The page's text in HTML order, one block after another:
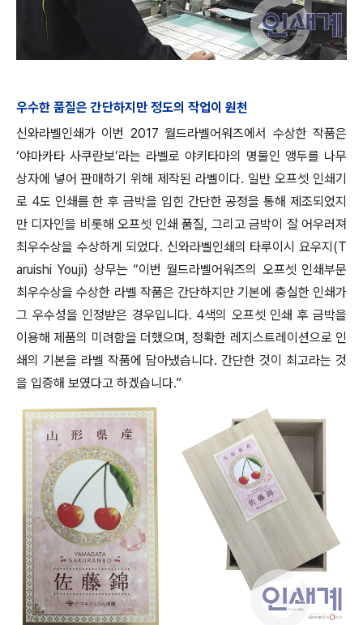
우수한 품질은 간단하지만 정도의 작업이 원천
신와라벨인쇄가 이번 2017 월드라벨어워즈에서 수상한 작품은
‘야마카타 사쿠란보’라는 라벨로 야키타마의 명물인 앵두를 나무
상자에 넣어 판매하기 위해 제작된 라벨이다. 일반 오프셋 인쇄기
로 4도 인쇄를 한 후 금박을 입힌 간단한 공정을 통해 제조되었지
만 디자인을 비롯해 오프셋 인쇄 품질, 그리고 금박이 잘 어우러져
최우수상을 수상하게 되었다. 신와라벨인쇄의 타루이시 요우지(T
aruishi Youji) 상무는 “이번 월드라벨어워즈의 오프셋 인쇄부문
최우수상을 수상한 라벨 작품은 간단하지만 기본에 충실한 인쇄가
그 우수성을 인정받은 경우입니다. 4색의 오프셋 인쇄 후 금박을
이용해 제품의 미려함을 더했으며, 정확한 레지스트레이션으로 인
쇄의 기본을 라벨 작품에 담아냈습니다. 간단한 것이 최고라는 것
을 입증해 보였다고 하겠습니다.”